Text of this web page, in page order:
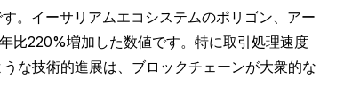
。イーサリアムエコシステムのポリゴン、アー
比220%増加した数値です。特に取引処理速度
な技術的進展は、ブロックチェーンが大衆的な